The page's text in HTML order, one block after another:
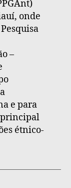
onde
–
e para
principal
étnico-